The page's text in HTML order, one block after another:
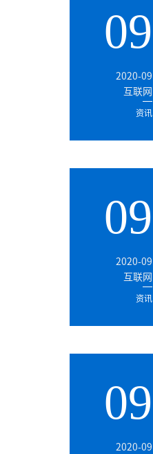
09
2020-09
互联网
资讯
09
2020-09
互联网
资讯
09
2020-09